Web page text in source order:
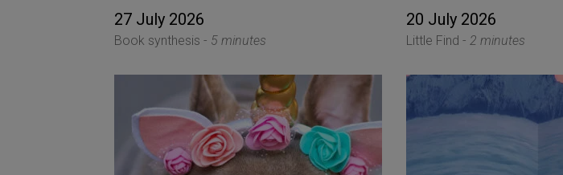
27 July 2026
Book synthesis - 5 minutes
20 July 2026
Little Find - 2 minutes